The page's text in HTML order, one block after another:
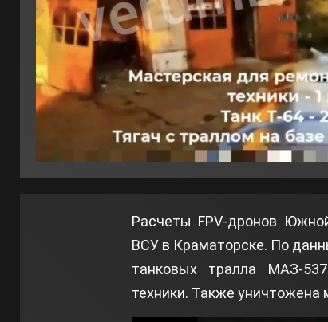
Расчеты FPV-дронов
ВСУ в Краматорске. По
танковых тралла МАЗ-
техники. Также уничтожена